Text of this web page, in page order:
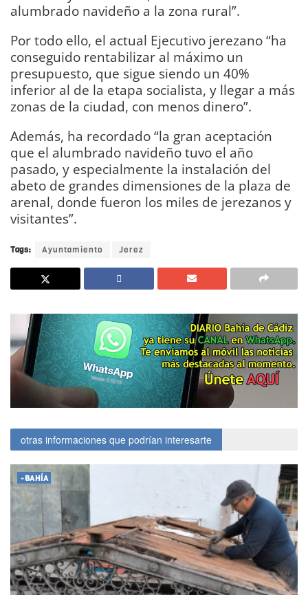
alumbrado navideño a la zona rural”.
Por todo ello, el actual Ejecutivo jerezano “ha
conseguido rentabilizar al máximo un
presupuesto, que sigue siendo un 40%
inferior al de la etapa socialista, y llegar a más
zonas de la ciudad, con menos dinero”.
Además, ha recordado “la gran aceptación
que el alumbrado navideño tuvo el año
pasado, y especialmente la instalación del
abeto de grandes dimensiones de la plaza de
arenal, donde fueron los miles de jerezanos y
visitantes”.
Tags: Ayuntamiento Jerez
otras informaciones que podrían interesarte
-BAHÍA